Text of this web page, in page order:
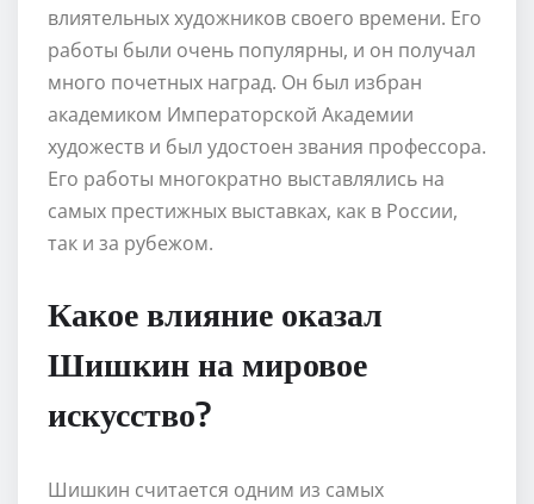
влиятельных художников своего времени. Его
работы были очень популярны, и он получал
много почетных наград. Он был избран
академиком Императорской Академии
художеств и был удостоен звания профессора.
Его работы многократно выставлялись на
самых престижных выставках, как в России,
так и за рубежом.
Какое влияние оказал
Шишкин на мировое
искусство?
Шишкин считается одним из самых